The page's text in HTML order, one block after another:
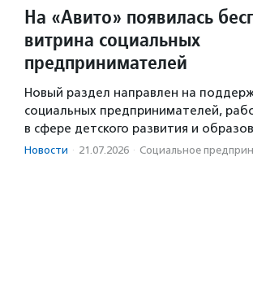
На «Авито» появилась
витрина социальных
предпринимателей
Новый раздел направлен на
социальных предпринимателей,
в сфере детского развития и
Новости · 21.07.2026 · Социальное